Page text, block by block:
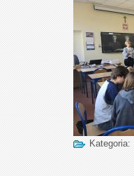
Kategoria: